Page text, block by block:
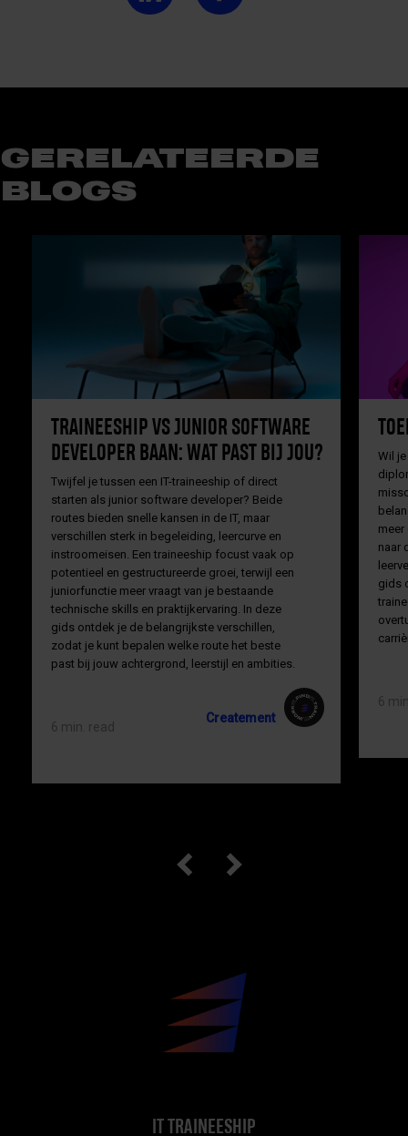
GERELATEERDE
BLOGS
TRAINEESHIP VS JUNIOR SOFTWARE
DEVELOPER BAAN: WAT PAST BIJ JOU?
Twijfel je tussen een IT-traineeship of direct
starten als junior software developer? Beide
routes bieden snelle kansen in de IT, maar
verschillen sterk in begeleiding, leercurve en
instroomeisen. Een traineeship focust vaak op
potentieel en gestructureerde groei, terwijl een
juniorfunctie meer vraagt van je bestaande
technische skills en praktijkervaring. In deze
gids ontdek je de belangrijkste verschillen,
zodat je kunt bepalen welke route het beste
past bij jouw achtergrond, leerstijl en ambities.
6 min. read
Createment
Wil
naar
gids
6
IT TRAINEESHIP